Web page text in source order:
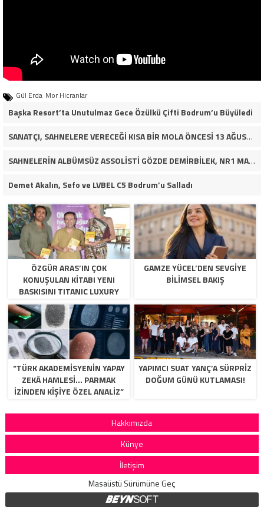
Gül Erda Mor Hicranlar
Başka Resort’ta Unutulmaz Gece Özülkü Çifti Bodrum’u Büyüledi
SANATÇI, SAHNELERE VERECEĞİ KISA BİR MOLA ÖNCESİ 13 AĞUSTOS’TA SON KEZ HARBİYE’DE OLACAK!
SAHNELERİN ALBÜMSÜZ ASSOLİSTİ GÖZDE DEMİRBİLEK, NR1 MAGAZİN’DE: “SON ASSOLİST OLARAK VAR OLACAĞIM!”
Demet Akalın, Sefo ve LVBEL C5 Bodrum’u Salladı
ÖZGÜR ARAS’IN ÇOK
KONUŞULAN KİTABI YENI
BASKISINI TITANIC LUXURY
COLLECTION BODRUM’DA
KUTLADI
GAMZE YÜCEL’DEN SEVGİYE
BİLİMSEL BAKIŞ
“TÜRK AKADEMİSYENİN YAPAY
ZEKÂ HAMLESİ… PARMAK
İZİNDEN KİŞİYE ÖZEL ANALİZ”
YAPIMCI SUAT YANÇ’A SÜRPRIZ
DOĞUM GÜNÜ KUTLAMASI!
Hakkımızda
Künye
İletişim
Masaüstü Sürümüne Geç